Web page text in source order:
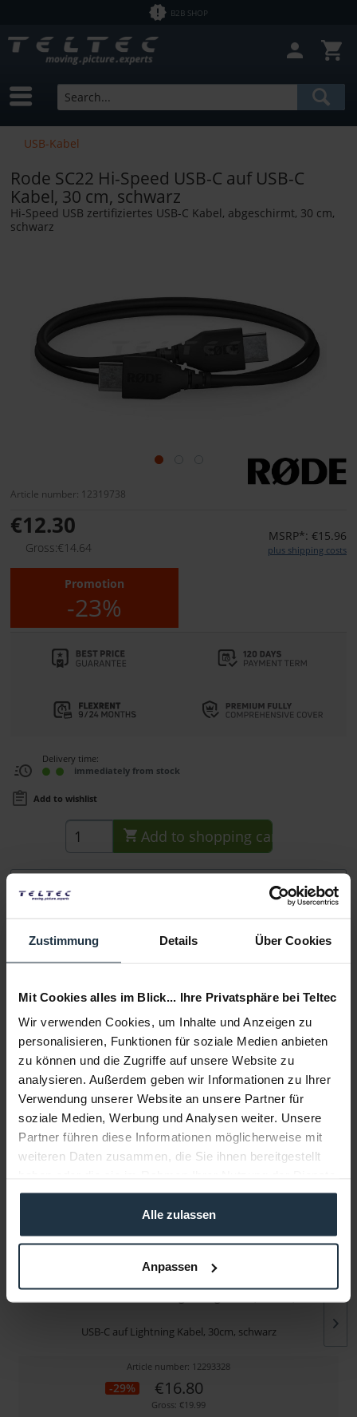
Zustimmung Details Über Cookies
Mit Cookies alles im Blick... Ihre Privatsphäre bei Teltec
Wir verwenden Cookies, um Inhalte und Anzeigen zu
personalisieren, Funktionen für soziale Medien anbieten
zu können und die Zugriffe auf unsere Website zu
analysieren. Außerdem geben wir Informationen zu Ihrer
Verwendung unserer Website an unsere Partner für
soziale Medien, Werbung und Analysen weiter. Unsere
Partner führen diese Informationen möglicherweise mit
weiteren Daten zusammen, die Sie ihnen bereitgestellt
gesammelt haben.
Alle zulassen
Anpassen
B2B SHOP
USB-Kabel
Rode SC22 Hi-Speed USB-C auf USB-C
Kabel, 30 cm, schwarz
Hi-Speed USB zertifiziertes USB-C Kabel, abgeschirmt, 30 cm,
schwarz
Article number: 12319738
€12.30
Gross:€14.64
MSRP*: €15.96
plus shipping costs
Promotion
-23%
Delivery time:
immediately from stock
Add to wishlist
Add to shopping cart
Description
Media
Manufacturer & Product Safety Information
Folgende Infos zum Hersteller sind verfübar......more
More articles from +++ Rode +++ look at
USB-C auf Lightning Kabel, 30cm, schwarz
Article number: 12293328
-29% €16.80
Gross: €19.99